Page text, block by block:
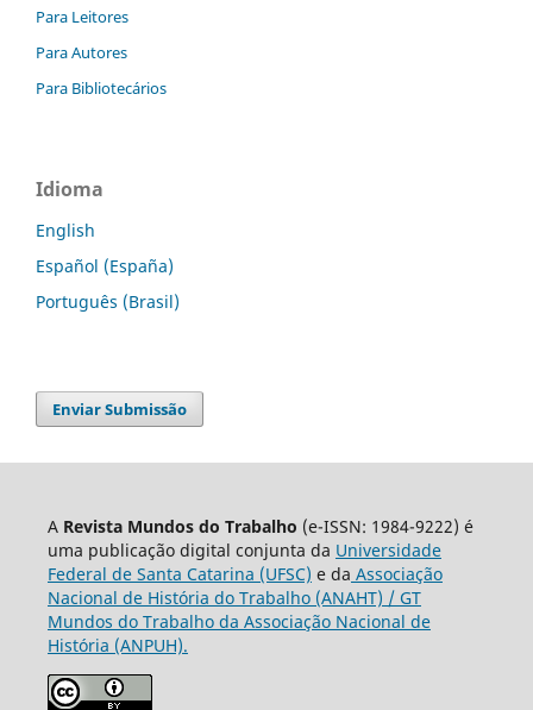
Para Leitores
Para Autores
Para Bibliotecários
Idioma
English
Español (España)
Português (Brasil)
Enviar Submissão
A Revista Mundos do Trabalho (e-ISSN: 1984-9222) é
uma publicação digital conjunta da Universidade
Federal de Santa Catarina (UFSC) e da Associação
Nacional de História do Trabalho (ANAHT) / GT
Mundos do Trabalho da Associação Nacional de
História (ANPUH).